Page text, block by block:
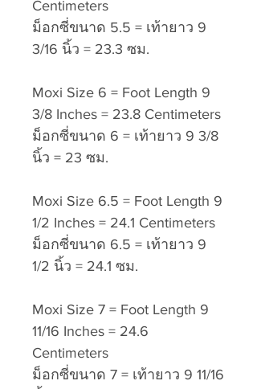
Centimeters
ม็อกซี่ขนาด 5.5 = เท้ายาว 9
3/16 นิ้ว = 23.3 ซม.
Moxi Size 6 = Foot Length 9
3/8 Inches = 23.8 Centimeters
ม็อกซี่ขนาด 6 = เท้ายาว 9 3/8
นิ้ว = 23 ซม.
Moxi Size 6.5 = Foot Length 9
1/2 Inches = 24.1 Centimeters
ม็อกซี่ขนาด 6.5 = เท้ายาว 9
1/2 นิ้ว = 24.1 ซม.
Moxi Size 7 = Foot Length 9
11/16 Inches = 24.6
Centimeters
ม็อกซี่ขนาด 7 = เท้ายาว 9 11/16